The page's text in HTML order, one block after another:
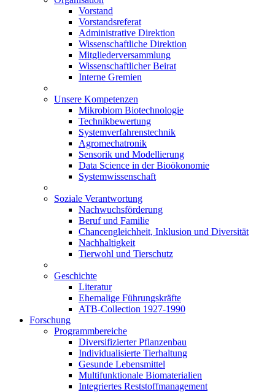
Vorstand
Vorstandsreferat
Administrative Direktion
Wissenschaftliche Direktion
Mitgliederversammlung
Wissenschaftlicher Beirat
Interne Gremien
Unsere Kompetenzen
Mikrobiom Biotechnologie
Technikbewertung
Systemverfahrenstechnik
Agromechatronik
Sensorik und Modellierung
Data Science in der Bioökonomie
Systemwissenschaft
Soziale Verantwortung
Nachwuchsförderung
Beruf und Familie
Chancengleichheit, Inklusion und Diversität
Nachhaltigkeit
Tierwohl und Tierschutz
Geschichte
Literatur
Ehemalige Führungskräfte
ATB-Collection 1927-1990
Forschung
Programmbereiche
Diversifizierter Pflanzenbau
Individualisierte Tierhaltung
Gesunde Lebensmittel
Multifunktionale Biomaterialien
Integriertes Reststoffmanagement